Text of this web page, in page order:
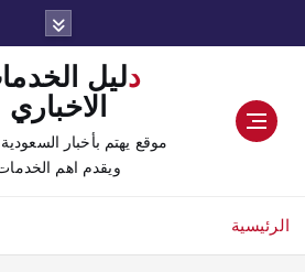
دليل الخدمات
الاخباري
موقع يهتم بأخبار
ويقدم اهم
الرئيسية